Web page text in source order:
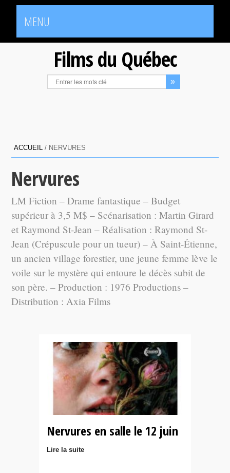
MENU
Films du Québec
ACCUEIL / NERVURES
Nervures
LM Fiction – Drame fantastique – Budget
supérieur à 3,5 M$ – Scénarisation : Martin Girard
et Raymond St-Jean – Réalisation : Raymond St-
Jean (Crépuscule pour un tueur) – À Saint-Étienne,
un ancien village forestier, une jeune femme lève le
voile sur le mystère qui entoure le décès subit de
son père. – Production : 1976 Productions –
Distribution : Axia Films
Nervures en salle le 12 juin
Lire la suite